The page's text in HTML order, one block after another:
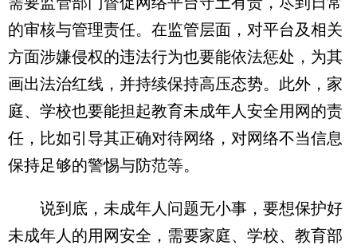
的审核与管理责任。在监管层面，对平台及相关
方面涉嫌侵权的违法行为也要能依法惩处，为其
画出法治红线，并持续保持高压态势。此外，家
庭、学校也要能担起教育未成年人安全用网的责
任，比如引导其正确对待网络，对网络不当信息
保持足够的警惕与防范等。
说到底，未成年人问题无小事，要想保护好
未成年人的用网安全，需要家庭、学校、教育部